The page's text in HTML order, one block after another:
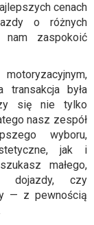
cenach
o różnych
nam zaspokoić
transakcja była
się nie tylko
nasz zespół
wyboru,
jak i
małego,
dojazdy, czy
— z pewnością